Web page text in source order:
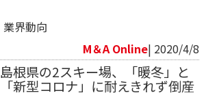
業界動向
M＆A Online| 2020/4/8
島根県の2スキー場、「暖冬」と
「新型コロナ」に耐えきれず倒産